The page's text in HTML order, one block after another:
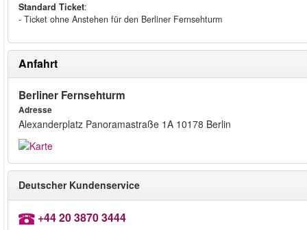
Standard Ticket:
- Ticket ohne Anstehen für den Berliner Fernsehturm
Anfahrt
Berliner Fernsehturm
Adresse
Alexanderplatz Panoramastraße 1A 10178 Berlin
Deutscher Kundenservice
+44 20 3870 3444